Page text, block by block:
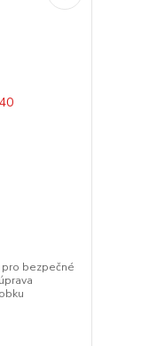
bezpečné